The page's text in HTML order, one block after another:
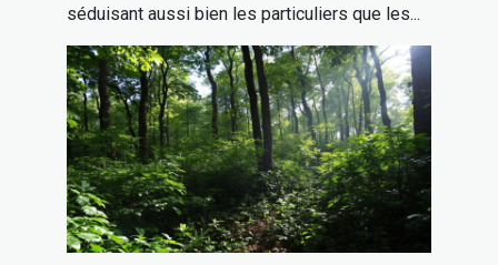
séduisant aussi bien les particuliers que les...